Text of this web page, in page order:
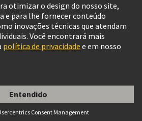
Gerätebuchse M12-D-kod.IP20